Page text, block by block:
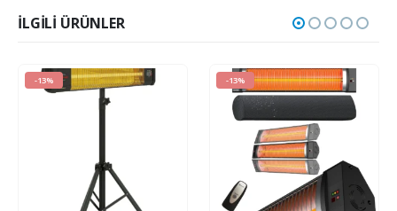
İLGILI ÜRÜNLER
-13% -13%